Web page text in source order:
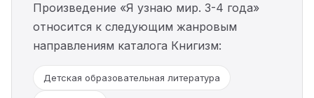
Произведение «Я узнаю мир. 3-4 года»
относится к следующим жанровым
направлениям каталога Книгизм:
Детская образовательная литература